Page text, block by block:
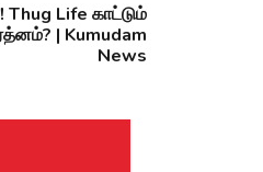
Thug Life காட்டும்
| Kumudam
News